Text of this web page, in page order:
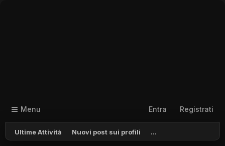
Menu
Ultime Attività Nuovi post sui profili ...
Entra Registrati